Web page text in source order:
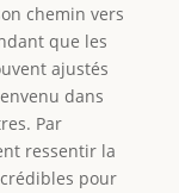
chemin vers
que les
ajustés
dans
Par
ressentir la
pour